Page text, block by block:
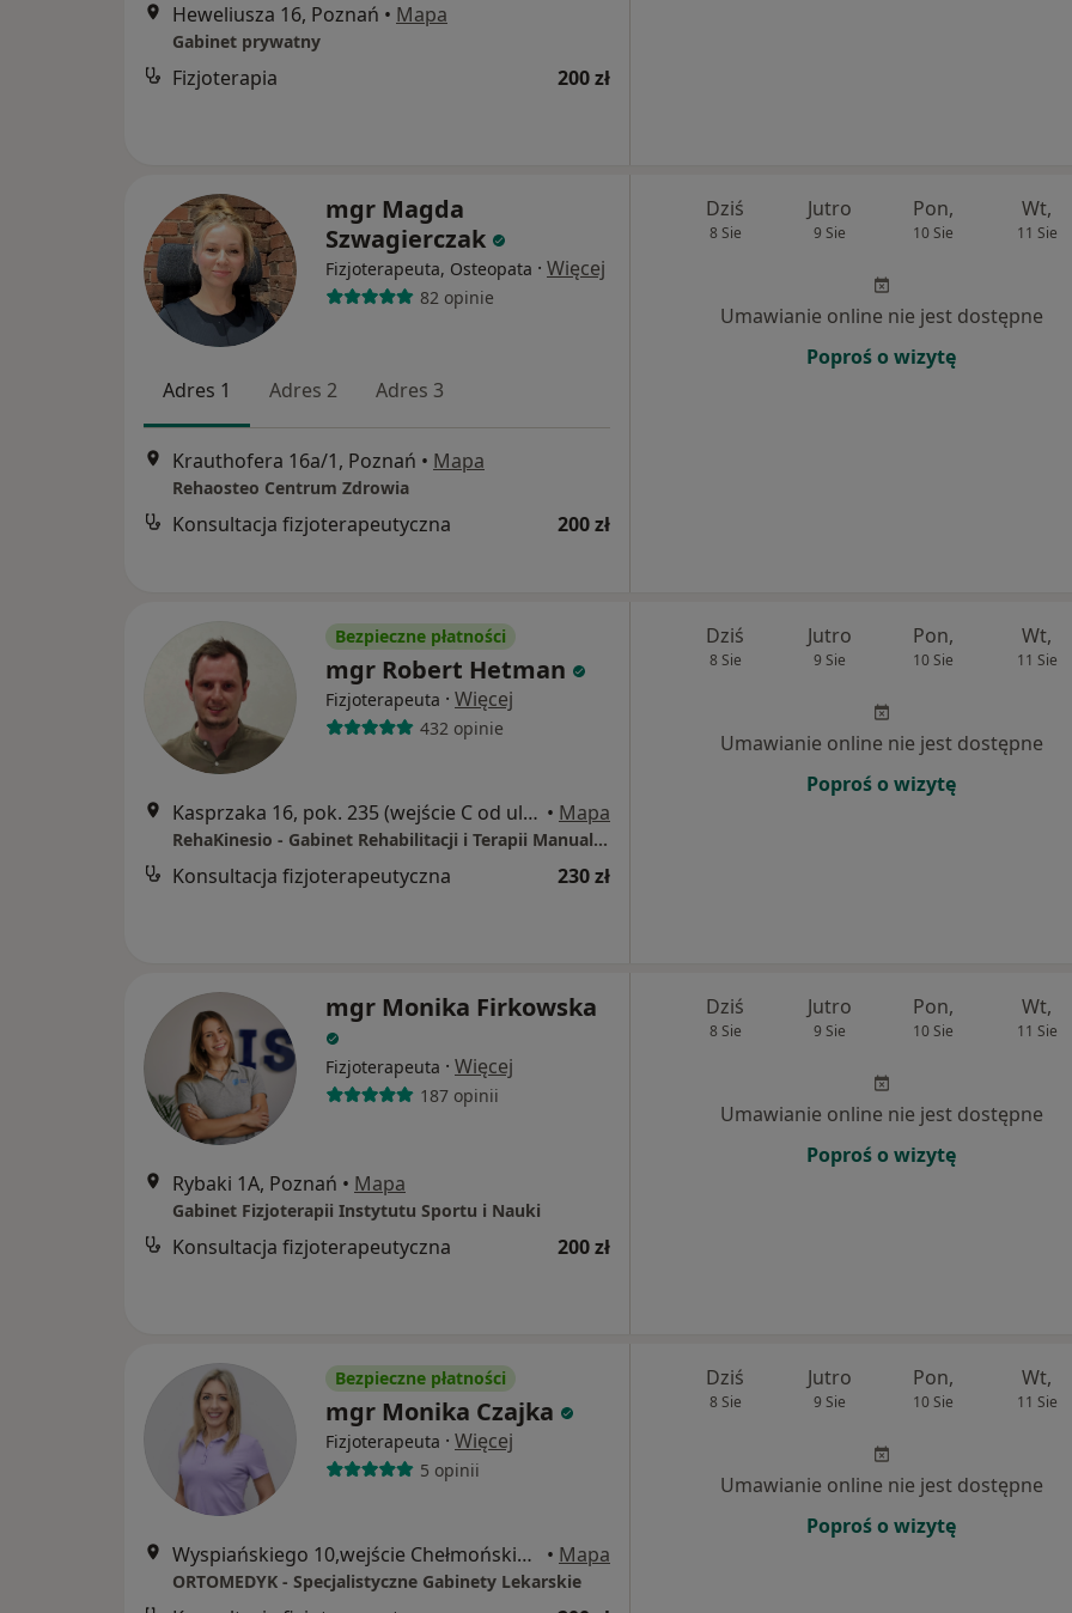
Heweliusza 16, Poznań • Mapa
Gabinet prywatny
Fizjoterapia 200 zł
mgr Magda
Szwagierczak
Fizjoterapeuta, Osteopata · Więcej
82 opinie
Adres 1 Adres 2 Adres 3
Krauthofera 16a/1, Poznań • Mapa
Rehaosteo Centrum Zdrowia
Konsultacja fizjoterapeutyczna 200 zł
Dziś
8 Sie
Jutro
9 Sie
Pon,
10 Sie
Wt,
11 Sie
Umawianie online nie jest dostępne
Poproś o wizytę
Bezpieczne płatności
mgr Robert Hetman
Fizjoterapeuta · Więcej
432 opinie
Kasprzaka 16, pok. 235 (wejście C od ul. Stablewskiego), Poznań • Mapa
RehaKinesio - Gabinet Rehabilitacji i Terapii Manualnej
Konsultacja fizjoterapeutyczna 230 zł
Dziś
8 Sie
Jutro
9 Sie
Pon,
10 Sie
Wt,
11 Sie
Umawianie online nie jest dostępne
Poproś o wizytę
mgr Monika Firkowska
Fizjoterapeuta · Więcej
187 opinii
Rybaki 1A, Poznań • Mapa
Gabinet Fizjoterapii Instytutu Sportu i Nauki
Konsultacja fizjoterapeutyczna 200 zł
Dziś
8 Sie
Jutro
9 Sie
Pon,
10 Sie
Wt,
11 Sie
Umawianie online nie jest dostępne
Poproś o wizytę
Bezpieczne płatności
mgr Monika Czajka
Fizjoterapeuta · Więcej
5 opinii
Wyspiańskiego 10,wejście Chełmońskiego 1, Poznań • Mapa
ORTOMEDYK - Specjalistyczne Gabinety Lekarskie
Dziś
8 Sie
Jutro
9 Sie
Pon,
10 Sie
Wt,
11 Sie
Umawianie online nie jest dostępne
Poproś o wizytę